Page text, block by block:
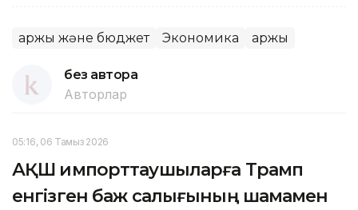
Қаржы және бюджет Экономика Қаржы
без автора
Авторлар
05:16, 06 Тамыз 2026
АҚШ импорттаушыларға Трамп
енгізген баж салығының шамамен